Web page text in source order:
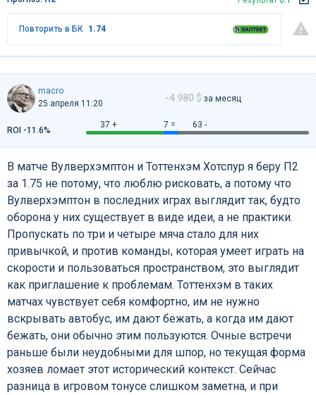
Повторить в БК 1.74
macro
25 апреля 11:20
-4 980 $ за месяц
37 + 7 = 63 -
ROI -11.6%
В матче Вулверхэмптон и Тоттенхэм Хотспур я беру П2
за 1.75 не потому, что люблю рисковать, а потому что
Вулверхэмптон в последних играх выглядит так, будто
оборона у них существует в виде идеи, а не практики.
Пропускать по три и четыре мяча стало для них
привычкой, и против команды, которая умеет играть на
скорости и пользоваться пространством, это выглядит
как приглашение к проблемам. Тоттенхэм в таких
матчах чувствует себя комфортно, им не нужно
вскрывать автобус, им дают бежать, а когда им дают
бежать, они обычно этим пользуются. Очные встречи
раньше были неудобными для шпор, но текущая форма
хозяев ломает этот исторический контекст. Сейчас
разница в игровом тонусе слишком заметна, и при